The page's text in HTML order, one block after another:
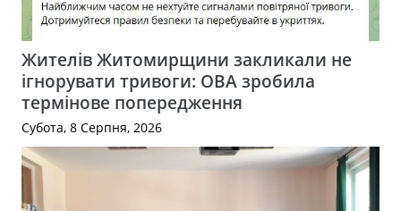
Жителів Житомирщини закликали не
ігнорувати тривоги: ОВА зробила
термінове попередження
Субота, 8 Серпня, 2026